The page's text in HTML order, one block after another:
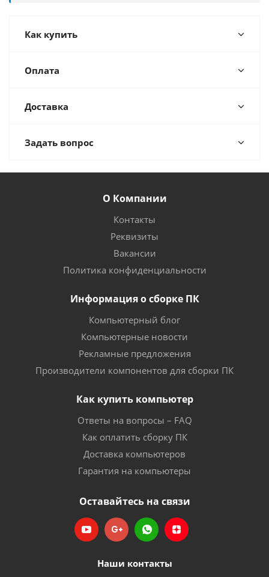
Как купить
Оплата
Доставка
Задать вопрос
О Компании
Контакты
Реквизиты
Вакансии
Политика конфиденциальности
Информация о сборке ПК
Компьютерный блог
Компьютерные новости
Рекламные предложения
Производители компонентов для сборки ПК
Как купить компьютер
Ответы на вопросы – FAQ
Как оплатить сборку ПК
Доставка компьютеров
Гарантия на компьютеры
Оставайтесь на связи
Наши контакты